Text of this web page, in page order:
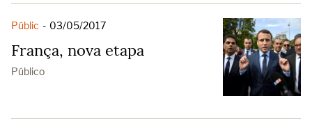
Públic - 03/05/2017
França, nova etapa
Público